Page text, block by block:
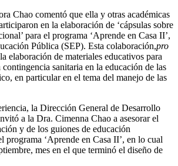
Chao comentó que ella y otras académicas
en la elaboración de ‘cápsulas sobre
para el programa ‘Aprende en Casa II’,
Pública (SEP). Esta colaboración,pro
elaboración de materiales educativos para
sanitaria en la educación de las
en particular en el tema del manejo de las
la Dirección General de Desarrollo
a la Dra. Cimenna Chao a asesorar el
y de los guiones de educación
programa ‘Aprende en Casa II’, en lo cual
mes en el que terminó el diseño de